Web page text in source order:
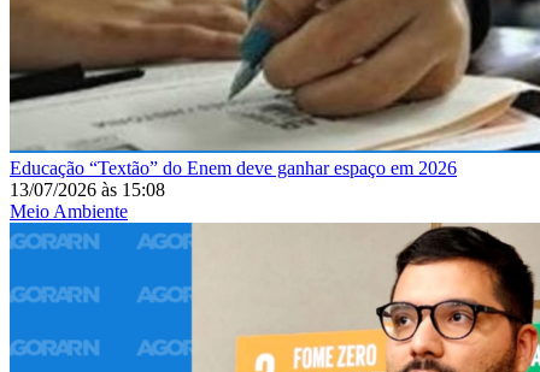
Educação “Textão” do Enem deve ganhar espaço em 2026
13/07/2026 às 15:08
Meio Ambiente